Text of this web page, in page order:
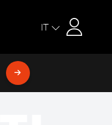
IT Login